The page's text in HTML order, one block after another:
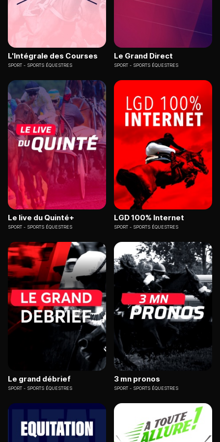
L'Intégrale des Courses
SPORT SPORTS ÉQUESTRES
Le Grand Direct
SPORT SPORTS ÉQUESTRES
Le live du Quinté+
SPORT SPORTS ÉQUESTRES
LGD 100% Internet
SPORT SPORTS ÉQUESTRES
Le grand débrief
SPORT SPORTS ÉQUESTRES
3 mn pronos
SPORT SPORTS ÉQUESTRES